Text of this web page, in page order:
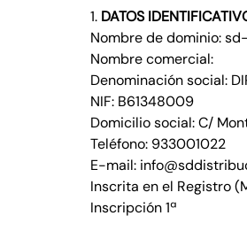
1. DATOS
Nombre de dominio:
Nombre comercial:
Denominación social:
NIF: B61348009
Domicilio social: C/
Teléfono: 933001022
E-mail:
Inscrita en el Registro
Inscripción 1ª